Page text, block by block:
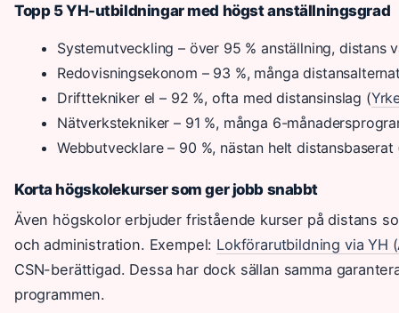
Topp 5 YH-utbildningar med högst anställningsgrad
Systemutveckling – över 95 % anställning, distans
Redovisningsekonom – 93 %, många
Drifttekniker el – 92 %, ofta med distansinslag (
Nätverkstekniker – 91 %, många 6-
Webbutvecklare – 90 %, nästan helt distansbaserat
Korta högskolekurser som ger jobb snabbt
Även högskolor erbjuder fristående kurser på distans
och administration. Exempel: Lokförarutbildning via YH
CSN-berättigad. Dessa har dock sällan samma
programmen.